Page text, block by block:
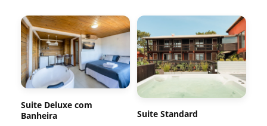
Suite Deluxe com
Banheira
Suite Standard